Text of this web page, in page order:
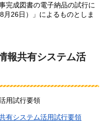
完成図書の電子納品の試行に
26日）」によるものとしま
報共有システム活
用試行要領
有システム活用試行要領